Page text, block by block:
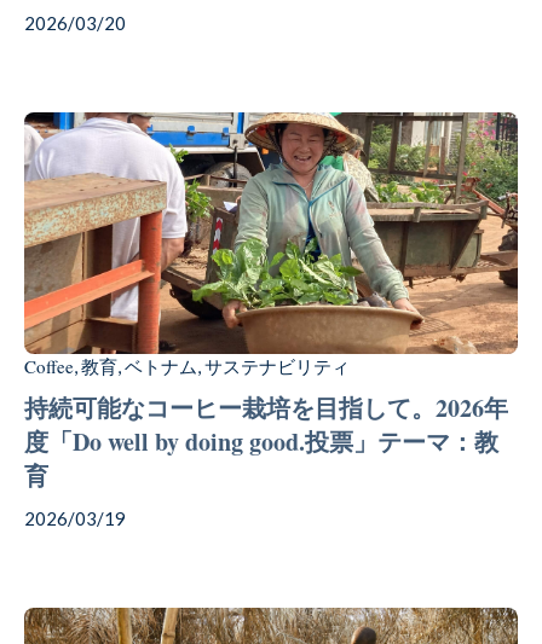
2026/03/20
Coffee,教育,ベトナム,サステナビリティ
持続可能なコーヒー栽培を目指して。2026年
度「Do well by doing good.投票」テーマ：教
育
2026/03/19